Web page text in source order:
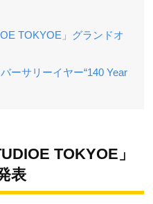
TOKYOE」グランドオ
ーサリーイヤー“140 Year
TOKYOE」
表